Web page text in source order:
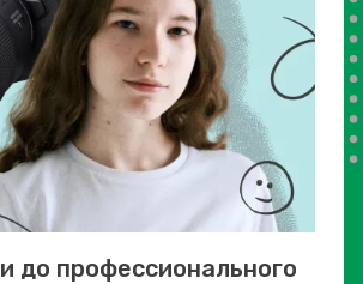
до профессионального